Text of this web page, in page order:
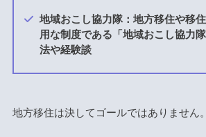
地域おこし協力隊：地方移住や移
用な制度である「地域おこし協力
法や経験談
地方移住は決してゴールではありません。